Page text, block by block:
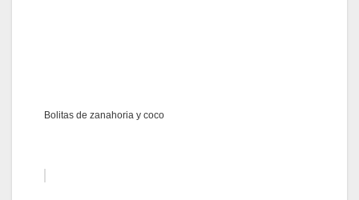
Bolitas de zanahoria y coco